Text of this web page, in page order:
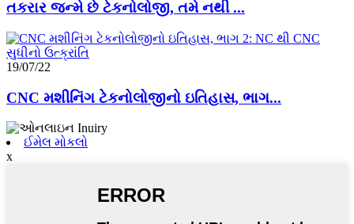
તકરાર જન્મે છે ટેકનોલોજી, તમે નથી ...
19/07/22
CNC મશીનિંગ ટેકનોલોજીનો ઇતિહાસ, ભાગ...
ઈમેલ મોકલો
x